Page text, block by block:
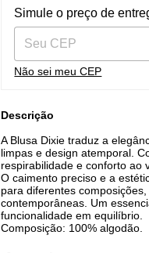
Entregas para o CEP:
Simule o preço de
Não sei meu CEP
Descrição
A Blusa Dixie traduz a
limpas e design atemporal.
respirabilidade e conforto ao
O caimento preciso e a
para diferentes
contemporâneas. Um
funcionalidade em equilíbrio.
Composição: 100% algodão.